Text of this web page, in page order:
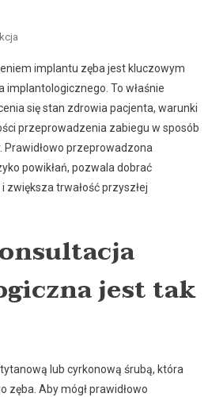
implantu zęba jest kluczowym
To właśnie
się stan zdrowia pacjenta, warunki
przeprowadzenia zabiegu w sposób
Prawidłowo przeprowadzona
powikłań, pozwala dobrać
trwałość przyszłej
jest tak
lub cyrkonową śrubą, która
zęba. Aby mógł prawidłowo